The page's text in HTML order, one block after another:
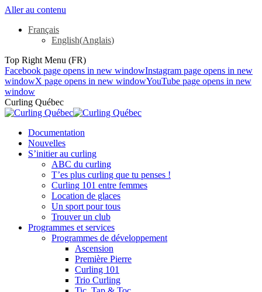
Aller au contenu
Français
English(Anglais)
Top Right Menu (FR)
Facebook page opens in new windowInstagram page opens in new
windowX page opens in new windowYouTube page opens in new
window
Curling Québec
Documentation
Nouvelles
S’initier au curling
ABC du curling
T’es plus curling que tu penses !
Curling 101 entre femmes
Location de glaces
Un sport pour tous
Trouver un club
Programmes et services
Programmes de développement
Ascension
Première Pierre
Curling 101
Trio Curling